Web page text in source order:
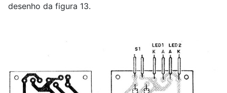
desenho da figura 13.